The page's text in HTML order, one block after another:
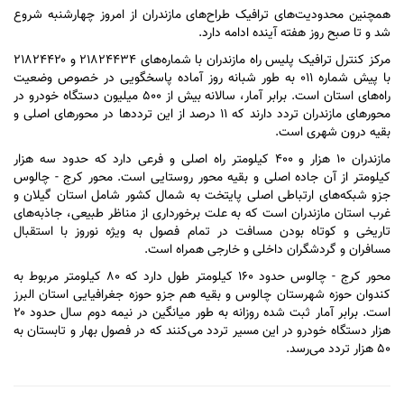
همچنین محدودیت‌های ترافیک طراح‌های مازندران از امروز چهارشنبه شروع
شد و تا صبح روز هفته آینده ادامه دارد.
مرکز کنترل ترافیک پلیس راه مازندران با شماره‌های ۲۱۸۲۴۴۳۴ و ۲۱۸۲۴۴۲۰
با پیش شماره ۰۱۱ به طور شبانه روز آماده پاسخگویی در خصوص وضعیت
راه‌های استان است. برابر آمار، سالانه بیش از ۵۰۰ میلیون دستگاه خودرو در
محور‌های مازندران تردد دارند که ۱۱ درصد از این تردد‌ها در محور‌های اصلی و
بقیه درون شهری است.
مازندران ۱۰ هزار و ۴۰۰ کیلومتر راه اصلی و فرعی دارد که حدود سه هزار
کیلومتر از آن جاده اصلی و بقیه محور روستایی است. محور کرج - چالوس
جزو شبکه‌های ارتباطی اصلی پایتخت به شمال کشور شامل استان گیلان و
غرب استان مازندران است که به علت برخورداری از مناظر طبیعی، جاذبه‌های
تاریخی و کوتاه بودن مسافت در تمام فصول به ویژه نوروز با استقبال
مسافران و گردشگران داخلی و خارجی همراه است.
محور کرج - چالوس حدود ۱۶۰ کیلومتر طول دارد که ۸۰ کیلومتر مربوط به
کندوان حوزه شهرستان چالوس و بقیه هم جزو حوزه جغرافیایی استان البرز
است. برابر آمار ثبت شده روزانه به طور میانگین در نیمه دوم سال حدود ۲۰
هزار دستگاه خودرو در این مسیر تردد می‌کنند که در فصول بهار و تابستان به
۵۰ هزار تردد می‌رسد.